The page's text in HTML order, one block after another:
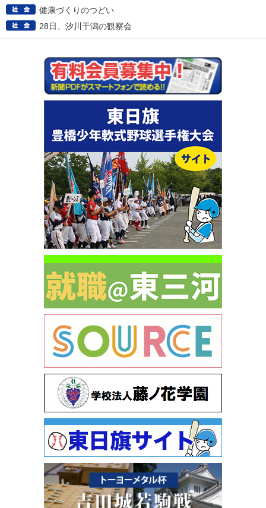
健康づくりのつどい
28日、汐川干潟の観察会